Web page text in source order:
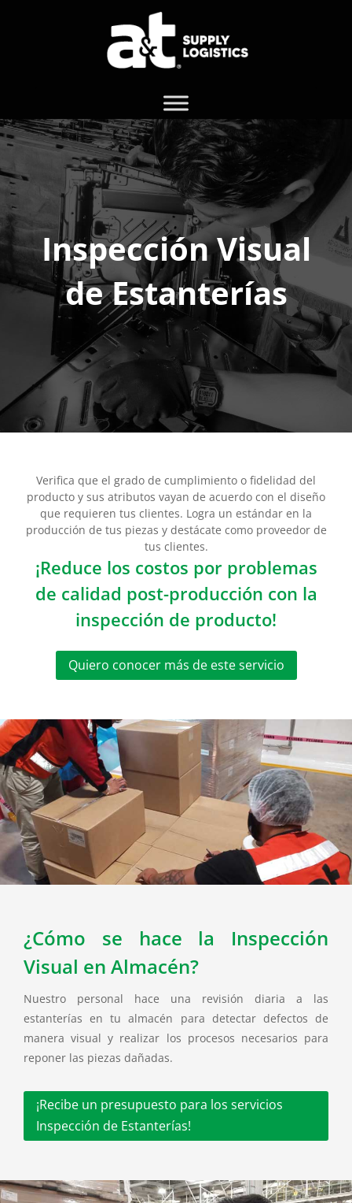
Inspección Visual
de Estanterías
Verifica que el grado de cumplimiento o fidelidad del
producto y sus atributos vayan de acuerdo con el diseño
que requieren tus clientes. Logra un estándar en la
producción de tus piezas y destácate como proveedor de
tus clientes.
¡Reduce los costos por problemas
de calidad post-producción con la
inspección de producto!
Quiero conocer más de este servicio
¿Cómo se hace la Inspección
Visual en Almacén?
Nuestro personal hace una revisión diaria a las
estanterías en tu almacén para detectar defectos de
manera visual y realizar los procesos necesarios para
reponer las piezas dañadas.
¡Recibe un presupuesto para los servicios
Inspección de Estanterías!